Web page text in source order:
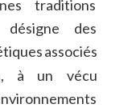
traditions
désigne
des
associés
à un
vécu